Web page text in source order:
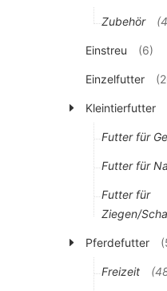
Zubehör
Einstreu (6)
Einzelfutter
Kleintierfutter
Futter für
Futter für
Futter für
Ziegen/
Pferdefutter
Freizeit